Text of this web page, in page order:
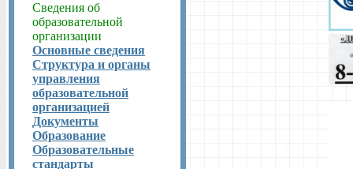
Сведения об
образовательной
организации
Основные сведения
Структура и органы
управления
образовательной
организацией
Документы
Образование
Образовательные
стандарты